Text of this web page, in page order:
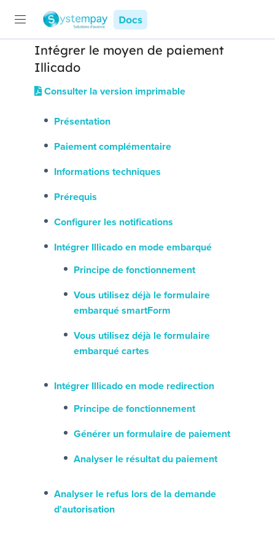
Docs
Intégrer le moyen de paiement
Illicado
Consulter la version imprimable
Présentation
Paiement complémentaire
Informations techniques
Prérequis
Configurer les notifications
Intégrer Illicado en mode embarqué
Principe de fonctionnement
Vous utilisez déjà le formulaire
embarqué smartForm
Vous utilisez déjà le formulaire
embarqué cartes
Intégrer Illicado en mode redirection
Principe de fonctionnement
Générer un formulaire de paiement
Analyser le résultat du paiement
Analyser le refus lors de la demande
d'autorisation